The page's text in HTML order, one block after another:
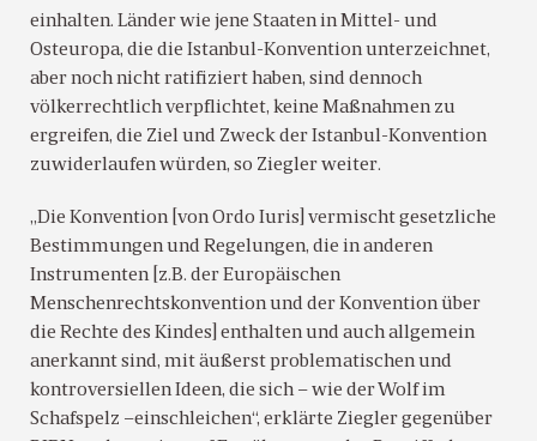
einhalten. Länder wie jene Staaten in Mittel- und
Osteuropa, die die Istanbul-Konvention unterzeichnet,
aber noch nicht ratifiziert haben, sind dennoch
völkerrechtlich verpflichtet, keine Maßnahmen zu
ergreifen, die Ziel und Zweck der Istanbul-Konvention
zuwiderlaufen würden, so Ziegler weiter.
„Die Konvention [von Ordo Iuris] vermischt gesetzliche
Bestimmungen und Regelungen, die in anderen
Instrumenten [z.B. der Europäischen
Menschenrechtskonvention und der Konvention über
die Rechte des Kindes] enthalten und auch allgemein
anerkannt sind, mit äußerst problematischen und
kontroversiellen Ideen, die sich – wie der Wolf im
Schafspelz –einschleichen“, erklärte Ziegler gegenüber